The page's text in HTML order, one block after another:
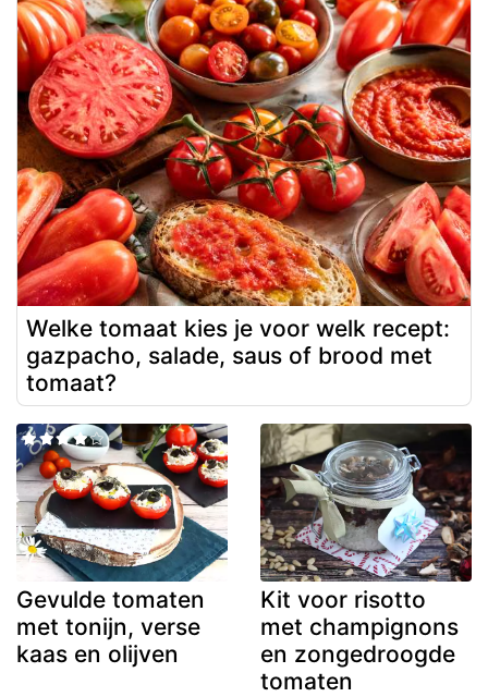
Welke tomaat kies je voor welk recept:
gazpacho, salade, saus of brood met
tomaat?
Gevulde tomaten
met tonijn, verse
kaas en olijven
Kit voor risotto
met champignons
en zongedroogde
tomaten